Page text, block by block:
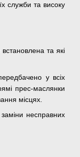
служби та високу
та які
у всіх
прес-маслянки
місцях.
несправних